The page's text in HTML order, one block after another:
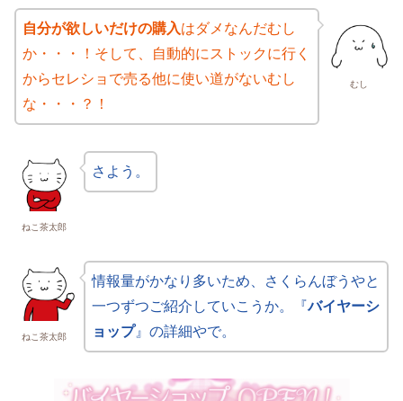
むし
自分が欲しいだけの購入はダメなんだむし
か・・・！そして、自動的にストックに行く
からセレショで売る他に使い道がないむし
な・・・？！
ねこ茶太郎
さよう。
ねこ茶太郎
情報量がかなり多いため、さくらんぼうやと
一つずつご紹介していこうか。『バイヤーシ
ョップ』の詳細やで。